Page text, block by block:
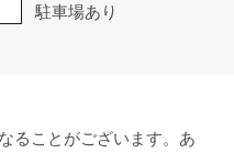
駐車場あり
ることがございます。あ